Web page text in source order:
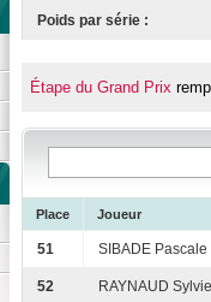
Poids par série :
Étape du Grand Prix
Place Joueur
51 SIBADE Pascale
52 RAYNAUD Sylvie